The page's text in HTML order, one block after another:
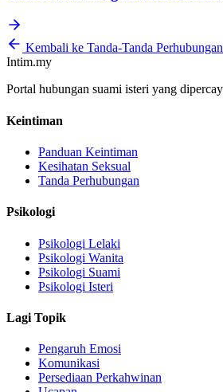
Kembali ke Tanda-Tanda Perhubungan
Intim.my
Portal hubungan suami isteri yang
Keintiman
Panduan Keintiman
Kesihatan Seksual
Tanda Perhubungan
Psikologi
Psikologi Lelaki
Psikologi Wanita
Psikologi Suami
Psikologi Isteri
Lagi Topik
Pengaruh Emosi
Komunikasi
Persediaan Perkahwinan